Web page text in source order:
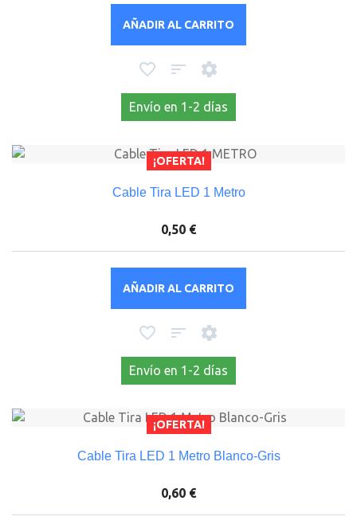
AÑADIR AL CARRITO
Envío en 1-2 días
¡OFERTA!
Cable Tira LED 1 Metro
0,50 €
AÑADIR AL CARRITO
Envío en 1-2 días
¡OFERTA!
Cable Tira LED 1 Metro Blanco-Gris
0,60 €